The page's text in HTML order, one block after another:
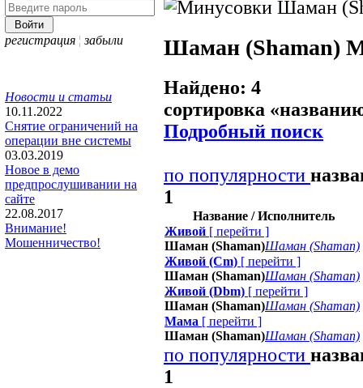
регистрация ¦ забыли
Новости и статьи
10.11.2022
Снятие ограничений на
операции вне системы
03.03.2019
Новое в демо
предпрослушивании на
сайте
22.08.2017
Внимание!
Мошенничество!
Шаман (Shaman)
Найдено: 4
сортировка «
Подробный поиск
по популярности
1
Название / Исполнитель
Живой [ перейти ]
Шаман (Shaman)Шаман (Shaman)
Живой (Cm) [ перейти ]
Шаман (Shaman)Шаман (Shaman)
Живой (Dbm) [ перейти ]
Шаман (Shaman)Шаман (Shaman)
Мама [ перейти ]
Шаман (Shaman)Шаман (Shaman)
по популярности
1